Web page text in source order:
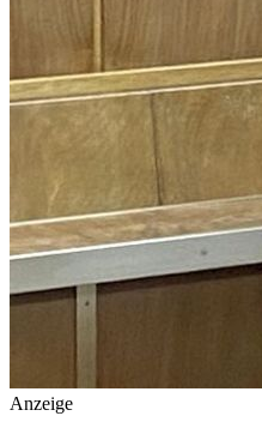
Anzeige